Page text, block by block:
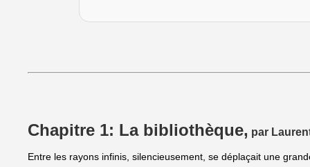
Chapitre 1: La bibliothèque, par
Entre les rayons infinis, silencieusement, se déplaçait une